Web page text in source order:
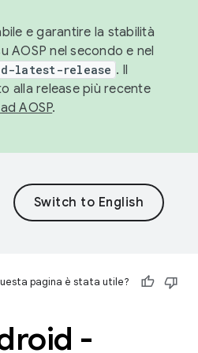
e garantire la stabilità
AOSP nel secondo e nel
latest-release . Il
alla release più recente
AOSP.
pagina è stata utile?
-